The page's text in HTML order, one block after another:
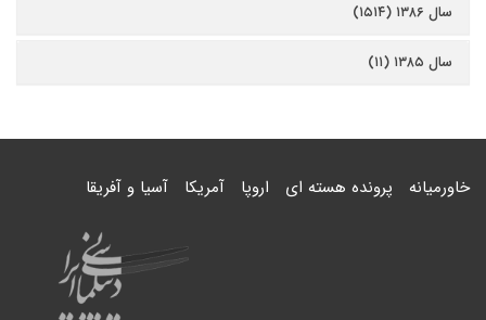
سال ۱۳۸۶ (۱۵۱۴)
سال ۱۳۸۵ (۱۱)
خاورمیانه پرونده هسته ای اروپا آمریکا آسیا و آفریقا